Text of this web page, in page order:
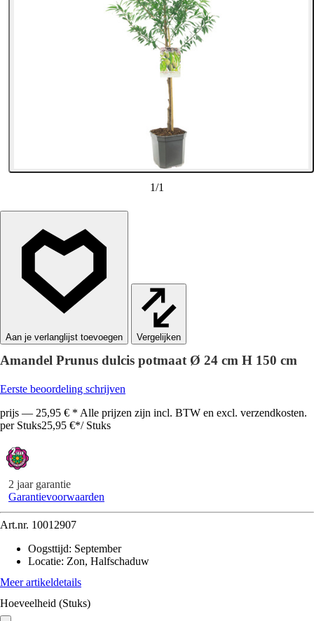
1/1
Vergelijken
Amandel Prunus dulcis potmaat Ø 24 cm H 150 cm
Eerste beoordeling schrijven
prijs — 25,95 € * Alle prijzen zijn incl. BTW en excl. verzendkosten.
per Stuks25,95 €*/ Stuks
2 jaar garantie
Garantievoorwaarden
Art.nr. 10012907
Oogsttijd: September
Locatie: Zon, Halfschaduw
Meer artikeldetails
Hoeveelheid (Stuks)